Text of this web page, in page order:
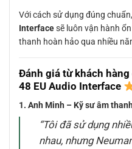
Với cách sử dụng đúng chuẩn,
Interfacesẽ luôn vận hành
thanh hoàn hảo qua nhiều
Đánh giá từ khách
48 EU Audio Interface
1. Anh Minh – Kỹ sư âm
“Tôi đã sử dụng
nhau, nhưng